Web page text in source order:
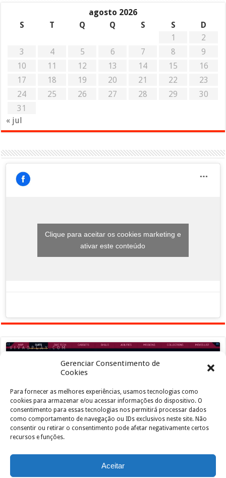
Gerenciar Consentimento de
Cookies
Para fornecer as melhores experiências, usamos tecnologias como
cookies para armazenar e/ou acessar informações do dispositivo. O
consentimento para essas tecnologias nos permitirá processar dados
como comportamento de navegação ou IDs exclusivos neste site. Não
consentir ou retirar o consentimento pode afetar negativamente certos
recursos e funções.
Aceitar
agosto 2026
S
T Q Q S S
D
1
2
3
4 5 6 7 8
9
10
11 12 13 14 15
16
17
18 19 20 21 22
23
24
25 26 27 28 29
30
31
« jul
Clique para aceitar os cookies marketing e
ativar este conteúdo
Clique para aceitar os cookies marketing e
ativar este conteúdo